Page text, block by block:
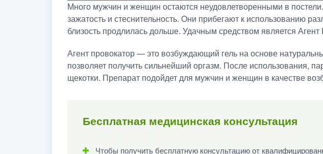
Много мужчин и женщин остаются неудовлетворенными в
зажатость и стеснительность. Они прибегают к использованию
близость продлилась дольше. Удачным средством является
Агент провокатор — это возбуждающий гель на основе
позволяет получить сильнейший оргазм. После использования,
щекотки. Препарат подойдет для мужчин и женщин в качестве
Бесплатная медицинская консультация
Чтобы получить бесплатную консультацию от